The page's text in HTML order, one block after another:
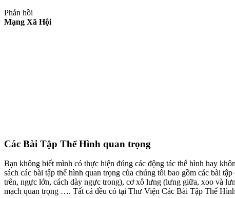
Phản hồi
Mạng Xã Hội
Các Bài Tập Thể Hình quan trọng
Bạn không biết mình có thực hiện đúng các động tác thể hình hay
sách các bài tập thể hình quan trọng của chúng tôi bao gồm các bài
trên, ngực lớn, cách dày ngực trong), cơ xô lưng (lưng giữa, xoo và
mạch quan trọng …. Tất cả đều có tại Thư Viện Các Bài Tập Thể Hình